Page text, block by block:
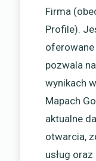
Firma
Profile).
pozwala
wynikach
Mapach
aktualne
otwarcia,
usług